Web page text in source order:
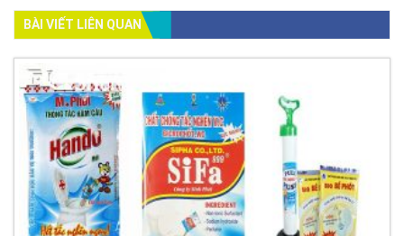
BÀI VIẾT LIÊN QUAN